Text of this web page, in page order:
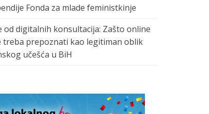
Fonda za mlade feministkinje
od digitalnih konsultacija: Zašto online
treba prepoznati kao legitiman oblik
učešća u BiH